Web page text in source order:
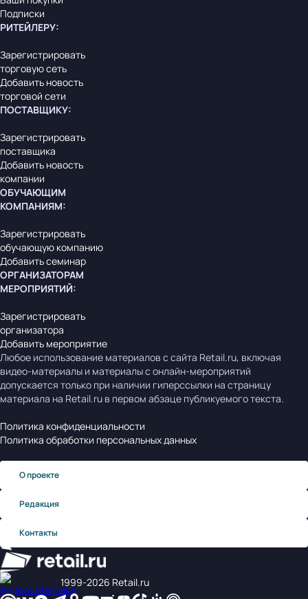
Подписки
РИТЕЙЛЕРУ:
Зарегистрировать
торговую сеть
Добавить новость
торговой сети
ПОСТАВЩИКУ:
Зарегистрировать
поставщика
Добавить новость
компании
ОБУЧАЮЩИМ
КОМПАНИЯМ:
Зарегистрировать
обучающую компанию
Добавить семинар
ОРГАНИЗАТОРАМ
МЕРОПРИЯТИЙ:
Зарегистрировать
организатора
Добавить мероприятие
Любое использование материалов с сайта Retail.ru, включая
видео-материалы и материалы с онлайн-мероприятий
допускается только при наличии гиперссылки на страницу
материала на Retail.ru в первом абзаце публикуемого текста.
Политика конфиденциальности
Политика обработки персональных данных
О проекте
Редакция
Контакты
1999‑2026 Retail.ru